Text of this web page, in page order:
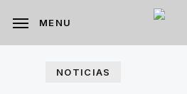
content
MENU
NOTICIAS